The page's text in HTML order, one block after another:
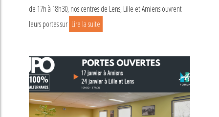
de 17h à 18h30, nos centres de Lens, Lille et Amiens ouvrent
leurs portes sur Lire la suite